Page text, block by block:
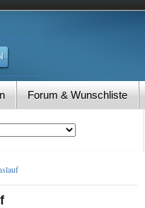
Suchen
Forum & Wunschliste